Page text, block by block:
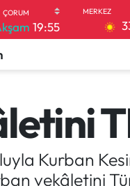
19:55
Kurban
vekâletini